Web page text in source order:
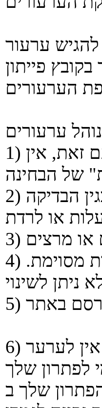
ערעור
פייתון
1) זכותך לערער על ציון שנקבע לך בבחינה. יחד עם זאת, אין
2) עם הגשת ערעור, כל הבחינה (!) תיבדק מחדש. בגין הבדיקה
4) לא ניתן לערער על מספר הנקודות שהורדו עבור טעות מסוימת.